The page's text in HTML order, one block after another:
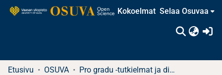
Kokoelmat Selaa Osuvaa
Etusivu OSUVA
Pro gradu -tutkielmat ja diplomityöt